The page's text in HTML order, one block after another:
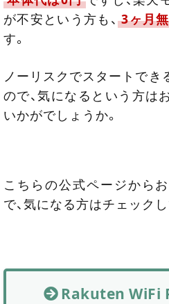
が不安という方も、 3ヶ月
す。
ノーリスクでスタートでき
ので、気になるという方は
いかがでしょうか。
こちらの公式ページから
で、気になる方はチェック
Rakuten WiFi